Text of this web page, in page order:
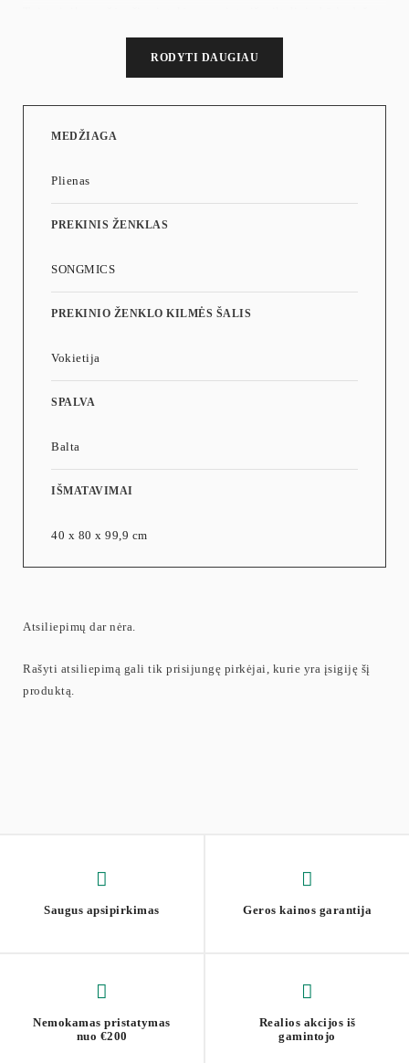
valomas, todėl kasdien atrodo kaip nauja
Lengvas surinkimas – aiškios instrukcijos ir paženklintos dalys
leidžia greitai ir be vargo surinkti šią plieninę spintelę
Išmatavimai 40 x 80 x 90 cm(be kojelių)
Maksimali statinė paviršiaus apkrova 30 kg
Maksimali kiekvienos lentynos apkrova 25 kg
RODYTI DAUGIAU
MEDŽIAGA
Plienas
PREKINIS ŽENKLAS
SONGMICS
PREKINIO ŽENKLO KILMĖS ŠALIS
Vokietija
SPALVA
Balta
IŠMATAVIMAI
40 x 80 x 99,9 cm
Atsiliepimų dar nėra.
Rašyti atsiliepimą gali tik prisijungę pirkėjai, kurie yra įsigiję šį
produktą.
Saugus apsipirkimas Geros kainos garantija
Nemokamas pristatymas
nuo €200
Realios akcijos iš
gamintojo